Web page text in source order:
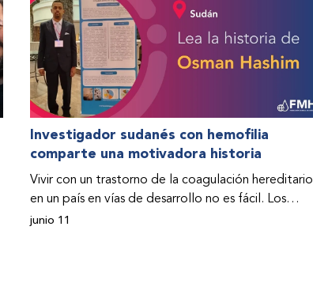
Investigador sudanés con hemofilia
comparte una motivadora historia
Vivir con un trastorno de la coagulación hereditario
en un país en vías de desarrollo no es fácil. Los
problemas se multiplican drásticamente cuando el
junio 11